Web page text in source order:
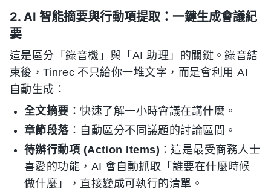
2. AI 智能摘要與行動項提取：一鍵生成會議紀
要
這是區分「錄音機」與「AI 助理」的關鍵。錄音結
束後，Tinrec 不只給你一堆文字，而是會利用 AI
自動生成：
全文摘要 ：快速了解一小時會議在講什麼。
章節段落：自動區分不同議題的討論區間。
待辦行動項 (Action Items) ：這是最受商務人士
喜愛的功能，AI 會自動抓取「誰要在什麼時候
做什麼」，直接變成可執行的清單。